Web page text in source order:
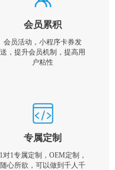
会员累积
会员活动，小程序卡券发
送，提升会员机制，提高用
户粘性
专属定制
1对1专属定制，OEM定制，
随心所欲，可以做到千人千